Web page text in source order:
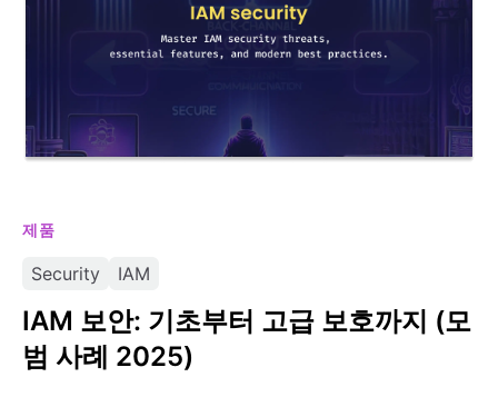
제품
Security IAM
IAM 보안: 기초부터 고급 보호까지 (모
범 사례 2025)